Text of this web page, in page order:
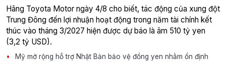
Hãng Toyota Motor ngày 4/8 cho biết, tác động của xung đột
Trung Đông đến lợi nhuận hoạt động trong năm tài chính kết
thúc vào tháng 3/2027 hiện được dự báo là âm 510 tỷ yen
(3,2 tỷ USD).
Mỹ mở rộng hỗ trợ Nhật Bản bảo vệ đồng yen nhằm ổn định